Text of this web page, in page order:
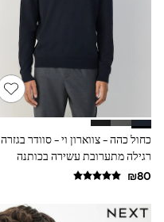
School Shoes
Slippers
Sneakers & Pumps
Wide Fit
Wellies
Tops
Dresses
Shorts
Skirts
Rash Vests
Sun Hats & Caps
כחול כהה - צווארון וי - סוודר בגזרה
רגילה מתערובת עשירה בכותנה